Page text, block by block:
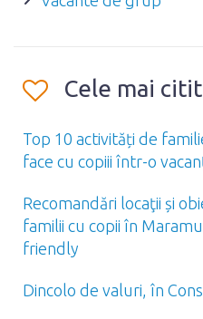
Cele mai
Top 10 activități de
face cu copiii într-o
Recomandări locaţii și
familii cu copii în
friendly
Dincolo de valuri, în